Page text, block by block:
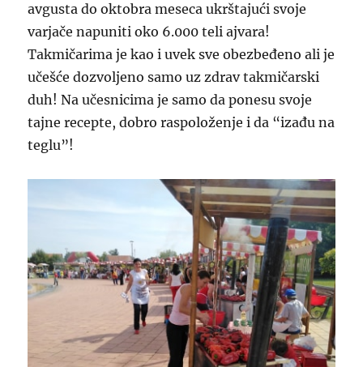
avgusta do oktobra meseca ukrštajući svoje
varjače napuniti oko 6.000 teli ajvara!
Takmičarima je kao i uvek sve obezbeđeno ali je
učešće dozvoljeno samo uz zdrav takmičarski
duh! Na učesnicima je samo da ponesu svoje
tajne recepte, dobro raspoloženje i da “izađu na
teglu”!